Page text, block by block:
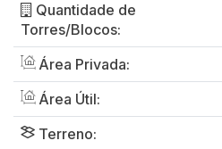
Quantidade de
Torres/Blocos:
Área Privada:
Área Útil:
Terreno: